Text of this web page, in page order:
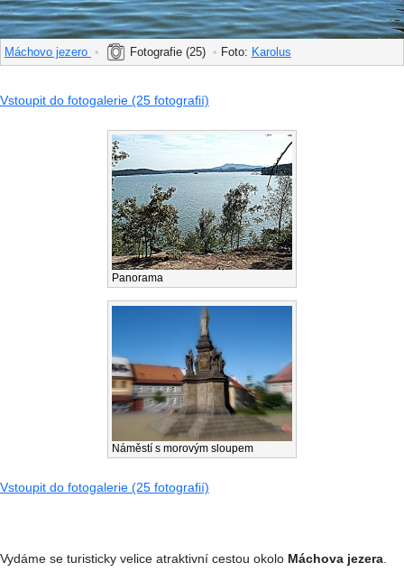
Máchovo jezero • Fotografie (25) • Foto: Karolus
Vstoupit do fotogalerie (25 fotografií)
Panorama
Náměstí s morovým sloupem
Vstoupit do fotogalerie (25 fotografií)
Vydáme se turisticky velice atraktivní cestou okolo Máchova jezera